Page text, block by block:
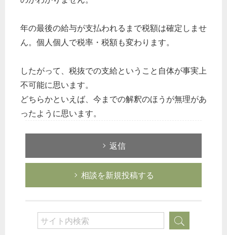
年の最後の給与が支払われるまで税額は確定しませ
ん。個人個人で税率・税額も変わります。
したがって、税抜での支給ということ自体が事実上
不可能に思います。
どちらかといえば、今までの解釈のほうが無理があ
ったように思います。
返信
相談を新規投稿する